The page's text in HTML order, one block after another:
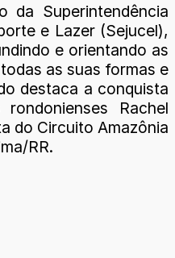
da Superintendência
e Lazer (Sejucel),
e orientando as
as suas formas e
destaca a conquista
Rachel
do Circuito Amazônia
RR.